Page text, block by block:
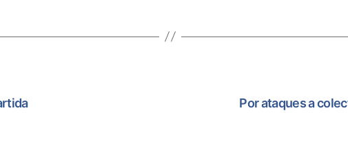
Por ataques a